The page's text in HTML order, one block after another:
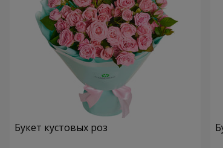
Букет кустовых роз